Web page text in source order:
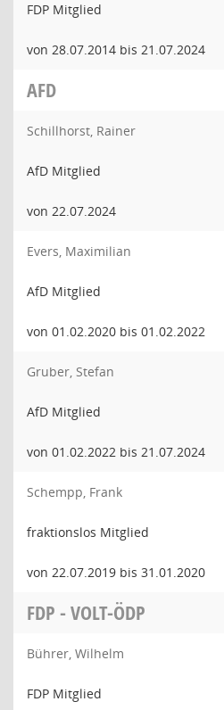
FDP Mitglied
von 28.07.2014 bis 21.07.2024
AFD
Schillhorst, Rainer
AfD Mitglied
von 22.07.2024
Evers, Maximilian
AfD Mitglied
von 01.02.2020 bis 01.02.2022
Gruber, Stefan
AfD Mitglied
von 01.02.2022 bis 21.07.2024
Schempp, Frank
fraktionslos Mitglied
von 22.07.2019 bis 31.01.2020
FDP - VOLT-ÖDP
Bührer, Wilhelm
FDP Mitglied